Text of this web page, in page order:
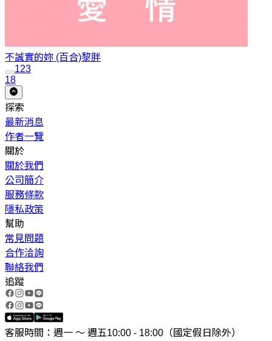
不誠實的妳 (百合)黎胖
123
18
探索
最新消息
作者一覽
關於
關於我們
公司簡介
服務條款
隱私政策
幫助
常見問題
合作洽詢
聯絡我們
追蹤
客服時間：週一 ～ 週五10:00 - 18:00（國定假日除外）